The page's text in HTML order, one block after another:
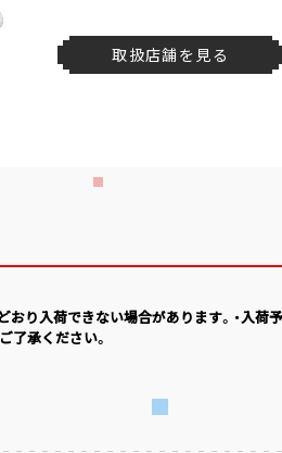
取扱店舗を見る
おり入荷できない場合があります。・入
了承ください。